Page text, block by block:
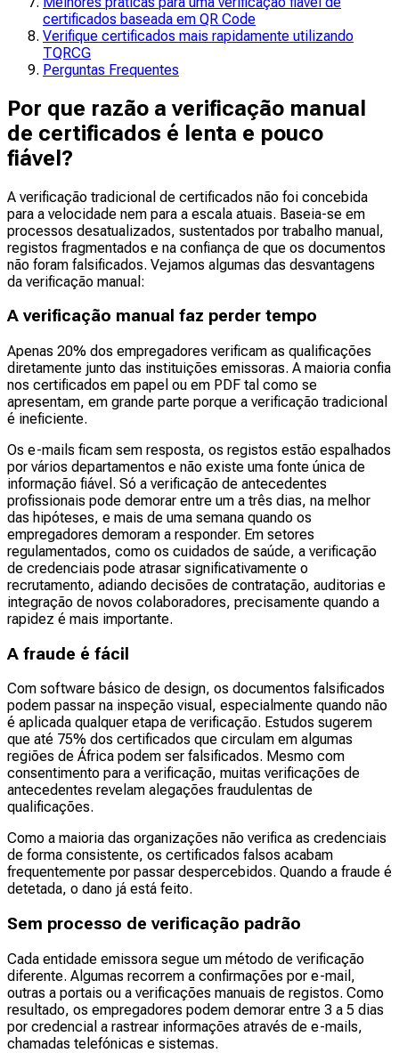
certificados baseada em QR Code
Verifique certificados mais rapidamente utilizando
TQRCG
Perguntas Frequentes
Por que razão a verificação manual
de certificados é lenta e pouco
fiável?
A verificação tradicional de certificados não foi concebida
para a velocidade nem para a escala atuais. Baseia-se em
processos desatualizados, sustentados por trabalho manual,
registos fragmentados e na confiança de que os documentos
não foram falsificados. Vejamos algumas das desvantagens
da verificação manual:
A verificação manual faz perder tempo
Apenas 20% dos empregadores verificam as qualificações
diretamente junto das instituições emissoras. A maioria confia
nos certificados em papel ou em PDF tal como se
apresentam, em grande parte porque a verificação tradicional
é ineficiente.
Os e-mails ficam sem resposta, os registos estão espalhados
por vários departamentos e não existe uma fonte única de
informação fiável. Só a verificação de antecedentes
profissionais pode demorar entre um a três dias, na melhor
das hipóteses, e mais de uma semana quando os
empregadores demoram a responder. Em setores
regulamentados, como os cuidados de saúde, a verificação
de credenciais pode atrasar significativamente o
recrutamento, adiando decisões de contratação, auditorias e
integração de novos colaboradores, precisamente quando a
rapidez é mais importante.
A fraude é fácil
Com software básico de design, os documentos falsificados
podem passar na inspeção visual, especialmente quando não
é aplicada qualquer etapa de verificação. Estudos sugerem
que até 75% dos certificados que circulam em algumas
regiões de África podem ser falsificados. Mesmo com
consentimento para a verificação, muitas verificações de
antecedentes revelam alegações fraudulentas de
qualificações.
Como a maioria das organizações não verifica as credenciais
de forma consistente, os certificados falsos acabam
frequentemente por passar despercebidos. Quando a fraude é
detetada, o dano já está feito.
Sem processo de verificação padrão
Cada entidade emissora segue um método de verificação
diferente. Algumas recorrem a confirmações por e-mail,
outras a portais ou a verificações manuais de registos. Como
resultado, os empregadores podem demorar entre 3 a 5 dias
por credencial a rastrear informações através de e-mails,
chamadas telefónicas e sistemas.